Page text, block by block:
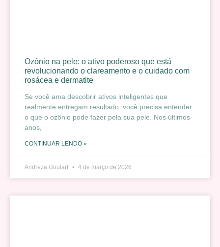
Ozônio na pele: o ativo poderoso que está
revolucionando o clareamento e o cuidado com
rosácea e dermatite
Se você ama descobrir ativos inteligentes que
realmente entregam resultado, você precisa entender
o que o ozônio pode fazer pela sua pele. Nos últimos
anos,
CONTINUAR LENDO »
Andreza Goulart 4 de março de 2026